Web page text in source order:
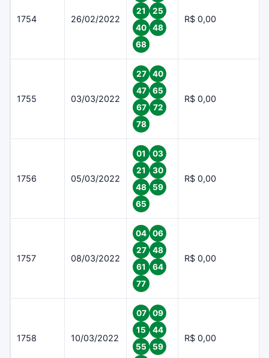
1754 26/02/2022
21
25
40
48
68
R$ 0,00
1755 03/03/2022
27
40
47
65
67
72
78
R$ 0,00
1756 05/03/2022
01
03
21
30
48
59
65
R$ 0,00
1757 08/03/2022
04
06
27
48
61
64
77
R$ 0,00
1758 10/03/2022
07
09
15
44
55
59
R$ 0,00